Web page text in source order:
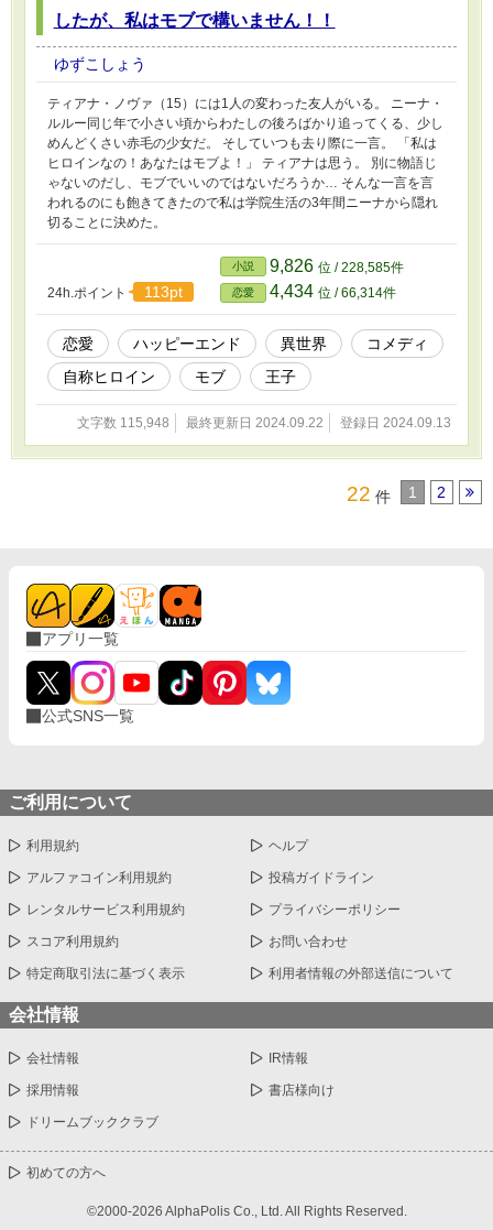
したが、私はモブで構いません！！
ゆずこしょう
ティアナ・ノヴァ（15）には1人の変わった友人がいる。 ニーナ・
ルルー同じ年で小さい頃からわたしの後ろばかり追ってくる、少し
めんどくさい赤毛の少女だ。 そしていつも去り際に一言。 「私は
ヒロインなの！あなたはモブよ！」 ティアナは思う。 別に物語じ
ゃないのだし、モブでいいのではないだろうか… そんな一言を言
われるのにも飽きてきたので私は学院生活の3年間ニーナから隠れ
切ることに決めた。
24h.ポイント 113pt
小説 9,826 位 / 228,585件
恋愛 4,434 位 / 66,314件
恋愛 ハッピーエンド 異世界
コメディ
自称ヒロイン
モブ 王子
文字数 115,948 最終更新日 2024.09.22 登録日 2024.09.13
22 件 1 2
アプリ一覧
公式SNS一覧
ご利用について
利用規約 ヘルプ
アルファコイン利用規約 投稿ガイドライン
レンタルサービス利用規約 プライバシーポリシー
スコア利用規約 お問い合わせ
特定商取引法に基づく表示 利用者情報の外部送信について
会社情報
会社情報 IR情報
採用情報 書店様向け
ドリームブッククラブ
初めての方へ
©2000-2026 AlphaPolis Co., Ltd. All Rights Reserved.